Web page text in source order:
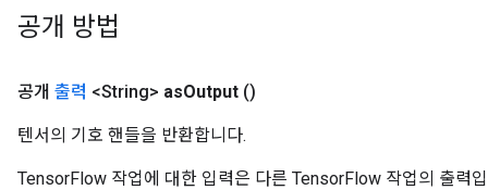
공개 방법
공개 출력 <String> asOutput ()
텐서의 기호 핸들을 반환합니다.
TensorFlow 작업에 대한 입력은 다른 TensorFlow 작업의 출력